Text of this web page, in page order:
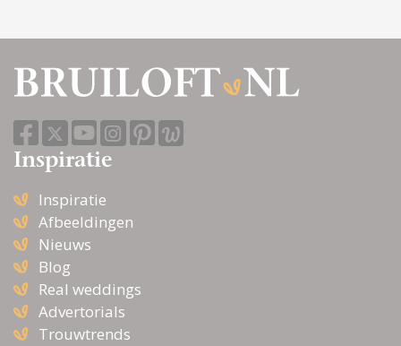
Inspiratie
Inspiratie
Afbeeldingen
Nieuws
Blog
Real weddings
Advertorials
Trouwtrends